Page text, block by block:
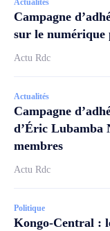
Actualités
Campagne
sur le numérique
Actu Rdc
Actualités
Campagne
d’Éric Lubamba
membres
Actu Rdc
Politique
Kongo-Central :